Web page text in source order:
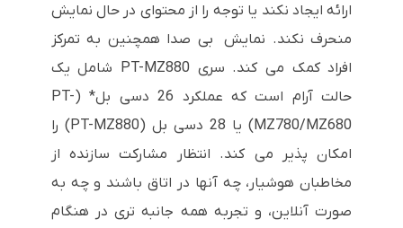
ارائه ایجاد نکند یا توجه را از محتوای در حال نمایش
منحرف نکند. نمایش بی صدا همچنین به تمرکز
افراد کمک می کند. سری PT-MZ880 شامل یک
حالت آرام است که عملکرد 26 دسی بل* (PT-
MZ780/MZ680) یا 28 دسی بل (PT-MZ880) را
امکان پذیر می کند. انتظار مشارکت سازنده از
مخاطبان هوشیار، چه آنها در اتاق باشند و چه به
صورت آنلاین، و تجربه همه جانبه تری در هنگام